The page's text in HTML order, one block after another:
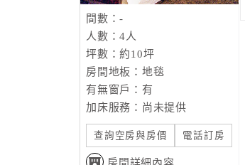
間數：-
人數：4人
坪數：約10坪
房間地板：地毯
有無窗戶：有
加床服務：尚未提供
查詢空房與房價 電話訂房